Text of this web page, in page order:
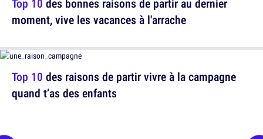
Top 10 des bonnes raisons de partir au dernier
moment, vive les vacances à l'arrache
Top 10 des raisons de partir vivre à la campagne
quand t’as des enfants